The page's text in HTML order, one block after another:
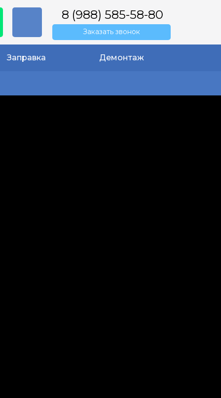
8 (988) 585-58-80
Заказать звонок
Заправка Демонтаж